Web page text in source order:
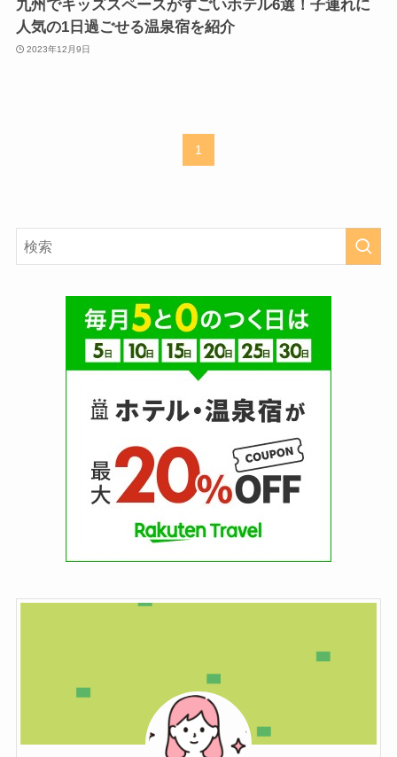
九州でキッズスペースがすごいホテル6選！子連れに
人気の1日過ごせる温泉宿を紹介
2023年12月9日
1